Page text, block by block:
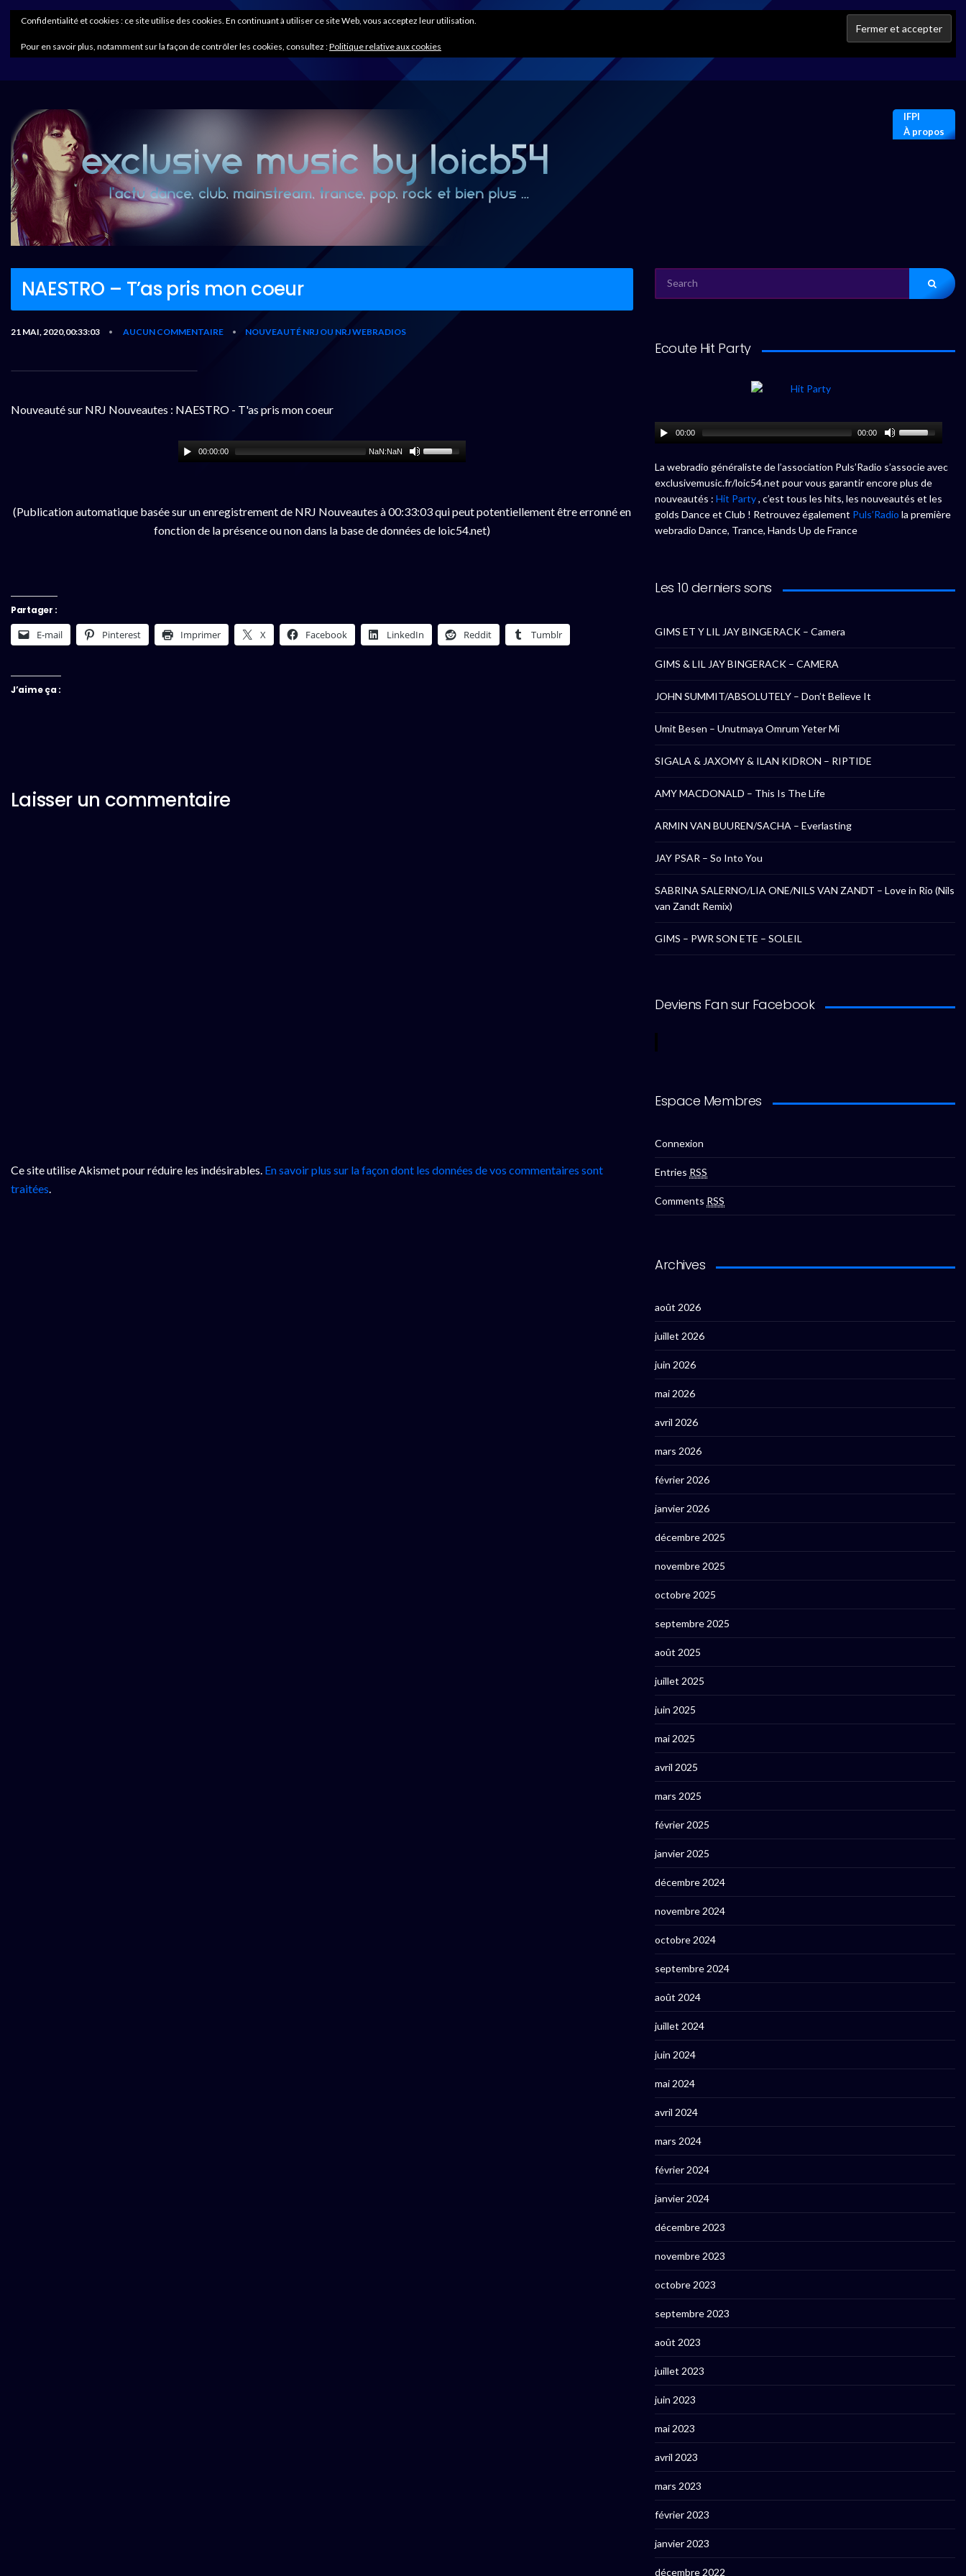
IFPI
À propos
NAESTRO – T’as pris mon coeur
21 MAI, 2020,00:33:03 • AUCUN COMMENTAIRE • NOUVEAUTÉ NRJ OU NRJ WEBRADIOS
Nouveauté sur NRJ Nouveautes : NAESTRO - T'as pris mon coeur
00:00:00 NaN:NaN
(Publication automatique basée sur un enregistrement de NRJ Nouveautes à 00:33:03 qui peut potentiellement être erronné en
fonction de la présence ou non dans la base de données de loic54.net)
Partager :
E-mail Pinterest Imprimer X Facebook LinkedIn Reddit Tumblr
J’aime ça :
Laisser un commentaire
Ce site utilise Akismet pour réduire les indésirables. En savoir plus sur la façon dont les données de vos commentaires sont
traitées.
FOR:
Ecoute Hit Party
00:00 00:00
La webradio généraliste de l’association Puls’Radio s’associe avec
exclusivemusic.fr/loic54.net pour vous garantir encore plus de
nouveautés : Hit Party, c’est tous les hits, les nouveautés et les
golds Dance et Club ! Retrouvez également Puls’Radio la première
webradio Dance, Trance, Hands Up de France
Les 10 derniers sons
GIMS ET Y LIL JAY BINGERACK – Camera
GIMS & LIL JAY BINGERACK – CAMERA
JOHN SUMMIT/ABSOLUTELY – Don’t Believe It
Umit Besen – Unutmaya Omrum Yeter Mi
SIGALA & JAXOMY & ILAN KIDRON – RIPTIDE
AMY MACDONALD – This Is The Life
ARMIN VAN BUUREN/SACHA – Everlasting
JAY PSAR – So Into You
SABRINA SALERNO/LIA ONE/NILS VAN ZANDT – Love in Rio (Nils
van Zandt Remix)
GIMS – PWR SON ETE – SOLEIL
Deviens Fan sur Facebook
Espace Membres
Connexion
Entries RSS
Comments RSS
Archives
août 2026
juillet 2026
juin 2026
mai 2026
avril 2026
mars 2026
février 2026
janvier 2026
décembre 2025
novembre 2025
octobre 2025
septembre 2025
août 2025
juillet 2025
juin 2025
mai 2025
avril 2025
mars 2025
février 2025
janvier 2025
décembre 2024
novembre 2024
octobre 2024
septembre 2024
août 2024
juillet 2024
juin 2024
mai 2024
avril 2024
mars 2024
février 2024
janvier 2024
décembre 2023
novembre 2023
octobre 2023
septembre 2023
août 2023
juillet 2023
juin 2023
mai 2023
avril 2023
mars 2023
février 2023
janvier 2023
décembre 2022
Confidentialité et cookies : ce site utilise des cookies. En continuant à utiliser ce site Web, vous acceptez leur utilisation.
Pour en savoir plus, notamment sur la façon de contrôler les cookies, consultez :Politique relative aux cookies